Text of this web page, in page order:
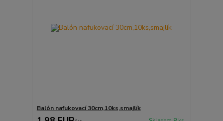
Balón nafukovací 30cm,10ks,smajlík